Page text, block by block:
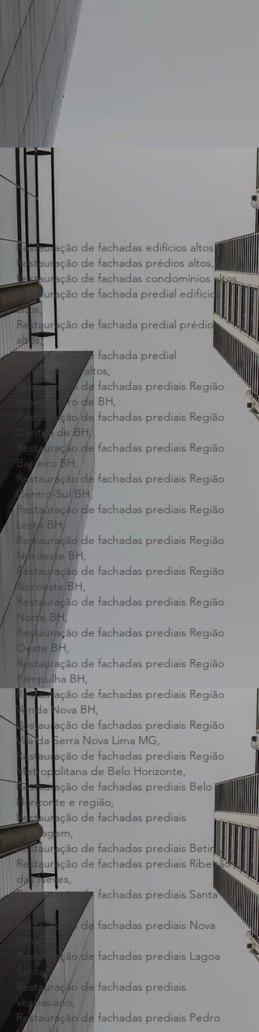
Restauração de fachadas edifícios altos,
Restauração de fachadas prédios altos,
Restauração de fachadas condomínios altos,
Restauração de fachada predial edifícios
altos,
Restauração de fachada predial prédios
altos,
Restauração de fachada predial
condomínios altos,
Restauração de fachadas prediais Região
Hipercentro de BH,
Restauração de fachadas prediais Região
Central de BH,
Restauração de fachadas prediais Região
Barreiro BH,
Restauração de fachadas prediais Região
Centro-Sul BH,
Restauração de fachadas prediais Região
Leste BH,
Restauração de fachadas prediais Região
Nordeste BH,
Restauração de fachadas prediais Região
Noroeste BH,
Restauração de fachadas prediais Região
Norte BH,
Restauração de fachadas prediais Região
Oeste BH,
Restauração de fachadas prediais Região
Pampulha BH,
Restauração de fachadas prediais Região
Venda Nova BH,
Restauração de fachadas prediais Região
Vila da Serra Nova Lima MG,
Restauração de fachadas prediais Região
Metropolitana de Belo Horizonte,
Restauração de fachadas prediais Belo
Horizonte e região,
Restauração de fachadas prediais
Contagem,
Restauração de fachadas prediais Betim,
Restauração de fachadas prediais Ribeirão
das Neves,
Restauração de fachadas prediais Santa
Luzia,
Restauração de fachadas prediais Nova
Lima,
Restauração de fachadas prediais Lagoa
Santa,
Restauração de fachadas prediais